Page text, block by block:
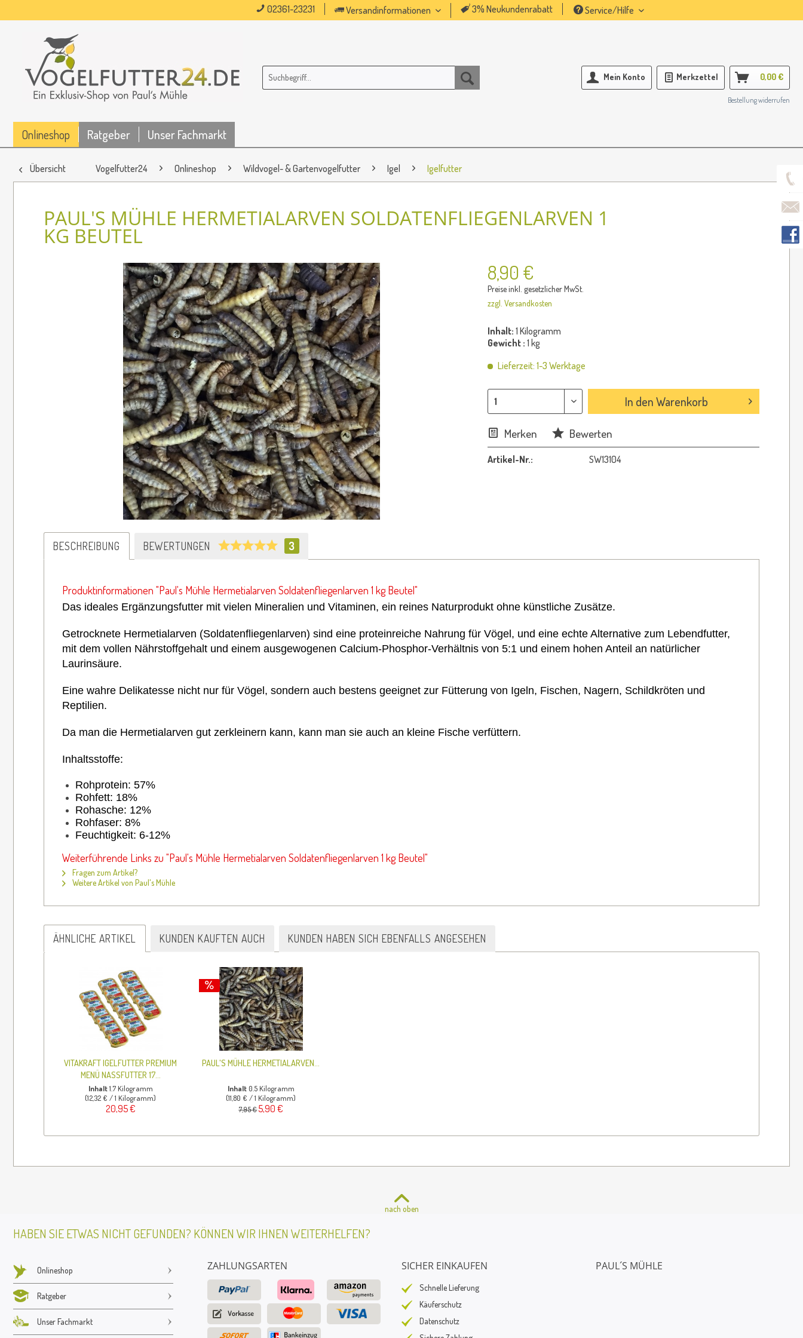
02361-23231 Versandinformationen 3% Neukundenrabatt Service/Hilfe
Mein Konto Merkzettel 0,00 €
Bestellung widerrufen
Onlineshop Ratgeber Unser Fachmarkt
Übersicht Vogelfutter24 Onlineshop Wildvogel- & Gartenvogelfutter Igel Igelfutter
PAUL'S MÜHLE HERMETIALARVEN SOLDATENFLIEGENLARVEN 1
KG BEUTEL
8,90 €
Preise inkl. gesetzlicher MwSt.
zzgl. Versandkosten
Inhalt: 1 Kilogramm
Gewicht : 1 kg
Lieferzeit: 1-3 Werktage
In denWarenkorb
Merken Bewerten
Artikel-Nr.: SW13104
BESCHREIBUNG BEWERTUNGEN 3
Produktinformationen "Paul's Mühle Hermetialarven Soldatenfliegenlarven 1 kg Beutel"
Das ideales Ergänzungsfutter mit vielen Mineralien und Vitaminen, ein reines Naturprodukt ohne künstliche Zusätze.
Getrocknete Hermetialarven (Soldatenfliegenlarven) sind eine proteinreiche Nahrung für Vögel, und eine echte Alternative zum Lebendfutter,
mit dem vollen Nährstoffgehalt und einem ausgewogenen Calcium-Phosphor-Verhältnis von 5:1 und einem hohen Anteil an natürlicher
Laurinsäure.
Eine wahre Delikatesse nicht nur für Vögel, sondern auch bestens geeignet zur Fütterung von Igeln, Fischen, Nagern, Schildkröten und
Reptilien.
Da man die Hermetialarven gut zerkleinern kann, kann man sie auch an kleine Fische verfüttern.
Inhaltsstoffe:
Rohprotein: 57%
Rohfett: 18%
Rohasche: 12%
Rohfaser: 8%
Feuchtigkeit: 6-12%
Weiterführende Links zu "Paul's Mühle Hermetialarven Soldatenfliegenlarven 1 kg Beutel"
Fragen zum Artikel?
Weitere Artikel von Paul's Mühle
ÄHNLICHE ARTIKEL KUNDEN KAUFTEN AUCH KUNDEN HABEN SICH EBENFALLS ANGESEHEN
VITAKRAFT IGELFUTTER PREMIUM
MENÜ NASSFUTTER 17...
Inhalt1.7 Kilogramm
(12,32 € / 1 Kilogramm)
20,95 €
PAUL'S MÜHLE HERMETIALARVEN...
Inhalt0.5 Kilogramm
(11,80 € / 1 Kilogramm)
7,95 €5,90 €
nach oben
HABEN SIE ETWAS NICHT GEFUNDEN? KÖNNEN WIR IHNEN WEITERHELFEN?
Onlineshop
Ratgeber
Unser Fachmarkt
ZAHLUNGSARTEN SICHER EINKAUFEN
Schnelle Lieferung
Käuferschutz
Datenschutz
PAUL´S MÜHLE